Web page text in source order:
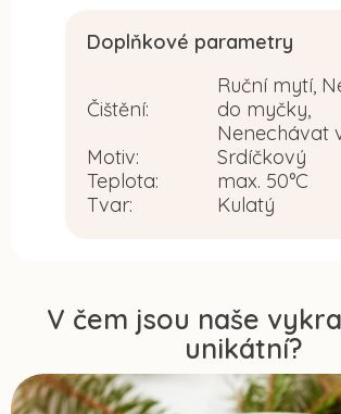
V čem jsou naše
unikátní?
Doplňkové parametry
Čištění:
Ruční mytí,
do myčky,
Nenechávat
Motiv:
Srdíčkový
Teplota:
max. 50°C
Tvar: Kulatý